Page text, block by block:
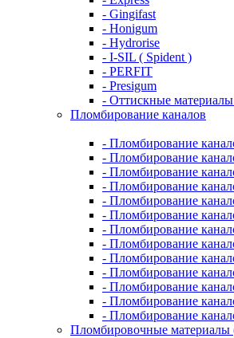
- Gingifast
- Honigum
- Hydrorise
- I-SIL ( Spident )
- PERFIT
- Presigum
- Оттискные
Пломбирование каналов
- Пломбирование
- Пломбирование
- Пломбирование
- Пломбирование
- Пломбирование
- Пломбирование
- Пломбирование
- Пломбирование
- Пломбирование
- Пломбирование
- Пломбирование
- Пломбирование
- Пломбирование
Пломбировочные